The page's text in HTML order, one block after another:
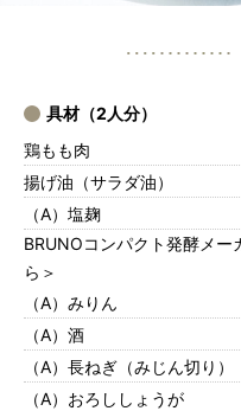
具材（2人分）
鶏もも肉
揚げ油（サラダ油）
（A）塩麹
BRUNOコンパクト発酵メ
ら＞
（A）みりん
（A）酒
（A）長ねぎ（みじん切り）
（A）おろししょうが